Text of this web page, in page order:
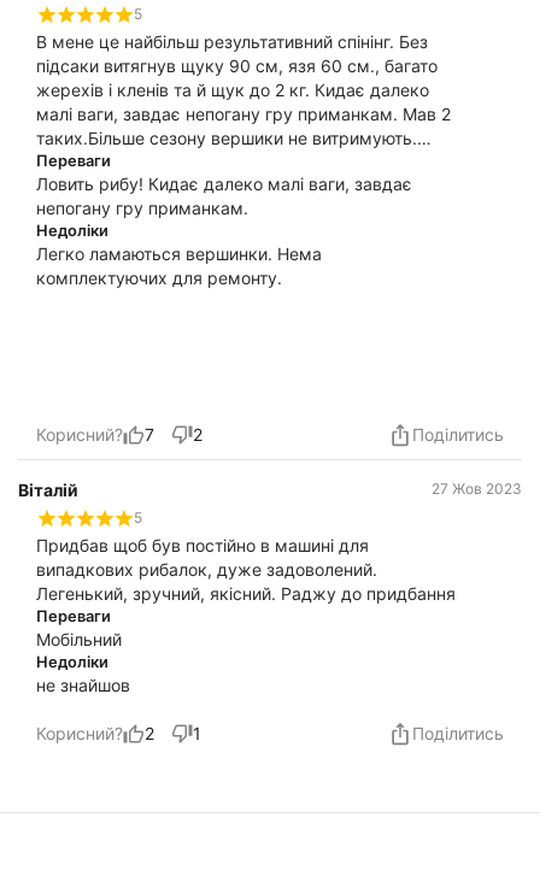
5
В мене це найбільш результативний спінінг. Без
підсаки витягнув щуку 90 см, язя 60 см., багато
жерехів і кленів та й щук до 2 кг. Кидає далеко
малі ваги, завдає непогану гру приманкам. Мав 2
таких.Більше сезону вершики не витримують.
Бажано мати комлектуючі для ремонту. Зламані
відремонтував вкоротивши. Але це вже не те.
Переваги
Ловить рибу! Кидає далеко малі ваги, завдає
непогану гру приманкам.
Недоліки
Легко ламаються вершинки. Нема
комплектуючих для ремонту.
Корисний? 7 2 Поділитись
Віталій
27 Жов 2023
5
Придбав щоб був постійно в машині для
випадкових рибалок, дуже задоволений.
Легенький, зручний, якісний. Раджу до придбання
Переваги
Мобільний
Недоліки
не знайшов
Корисний? 2 1 Поділитись